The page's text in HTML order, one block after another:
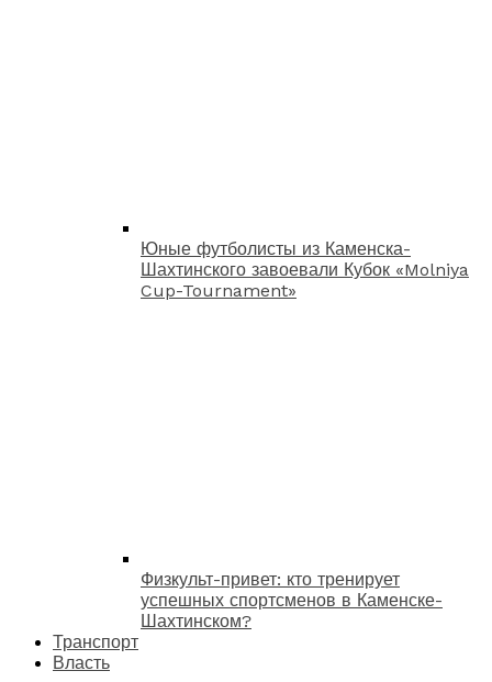
Юные футболисты из Каменска-
Шахтинского завоевали Кубок «Molniya
Cup-Tournament»
Физкульт-привет: кто тренирует
успешных спортсменов в Каменске-
Шахтинском?
Транспорт
Власть